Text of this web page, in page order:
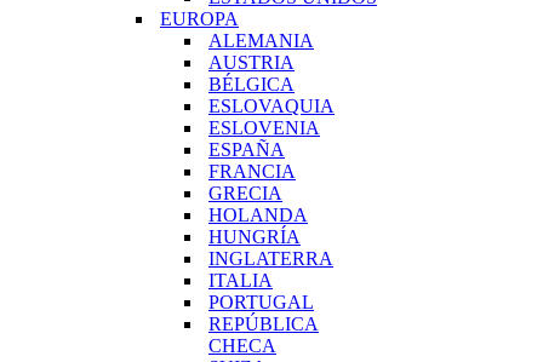
EUROPA
ALEMANIA
AUSTRIA
BÉLGICA
ESLOVAQUIA
ESLOVENIA
ESPAÑA
FRANCIA
GRECIA
HOLANDA
HUNGRÍA
INGLATERRA
ITALIA
PORTUGAL
REPÚBLICA
CHECA